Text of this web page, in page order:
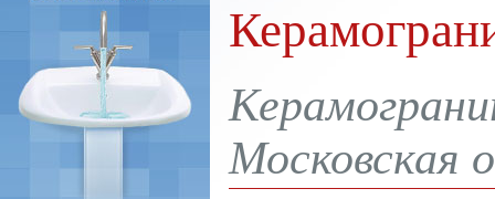
Московская